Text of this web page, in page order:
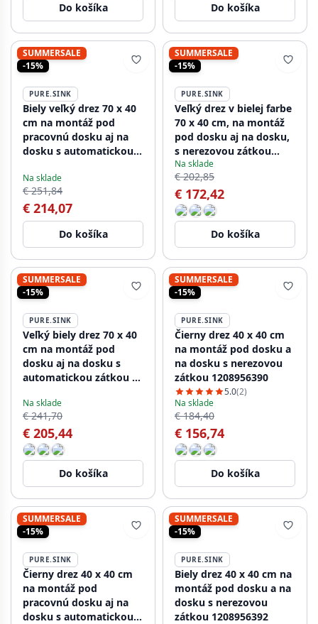
Do košíka Do košíka
SUMMERSALE
-15%
PURE.SINK
Biely veľký drez 70 x 40
cm na montáž pod
pracovnú dosku aj na
dosku s automatickou
1208971909
Na sklade
€ 251,84
€ 214,07
Do košíka
SUMMERSALE
-15%
PURE.SINK
Veľký drez v bielej farbe
70 x 40 cm, na montáž
pod dosku aj na dosku,
s nerezovou zátkou
1208956404
Na sklade
€ 202,85
€ 172,42
Do košíka
SUMMERSALE
-15%
PURE.SINK
Veľký biely drez 70 x 40
cm na montáž pod
dosku aj na dosku s
automatickou zátkou z
1208971935
Na sklade
€ 241,70
€ 205,44
Do košíka
SUMMERSALE
-15%
PURE.SINK
Čierny drez 40 x 40 cm
na montáž pod dosku a
na dosku s nerezovou
zátkou 1208956390
5.0(2)
Na sklade
€ 184,40
€ 156,74
Do košíka
SUMMERSALE
-15%
PURE.SINK
Čierny drez 40 x 40 cm
na montáž pod
pracovnú dosku aj na
dosku s automatickou
SUMMERSALE
-15%
PURE.SINK
Biely drez 40 x 40 cm na
montáž pod dosku a na
dosku s nerezovou
zátkou 1208956392